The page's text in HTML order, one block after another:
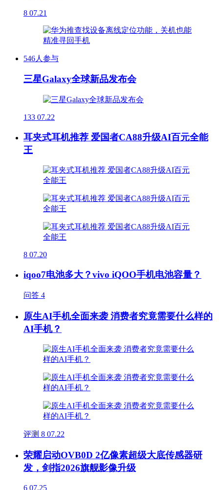
8 07.21
546人参与
三星Galaxy全球新品发布会
133 07.22
耳夹式耳机推荐 爱国者CA88升级AI百元全能
王
8 07.20
iqoo7电池多大？vivo iQOO手机电池容量？
问答 4
原生AI手机全面来袭 消费者究竟需要什么样的
AI手机？
评测 8 07.22
荣耀启动OVB0D 2亿像素超级大底传感器研
发，剑指2026旗舰影像升级
6 07.25